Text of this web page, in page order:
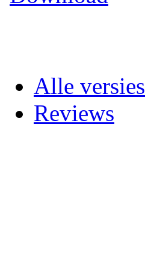
Alle versies
Reviews